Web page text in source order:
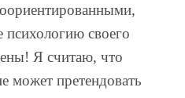
психологию своего
Я считаю, что
может претендовать